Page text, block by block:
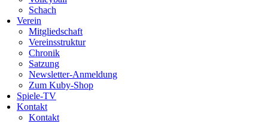
Schach
Verein
Mitgliedschaft
Vereinsstruktur
Chronik
Satzung
Newsletter-Anmeldung
Zum Kuby-Shop
Spiele-TV
Kontakt
Kontakt